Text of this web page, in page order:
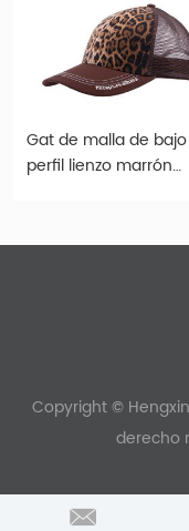
Gat de malla de bajo
perfil lienzo marrón
Copyright ©
derecho